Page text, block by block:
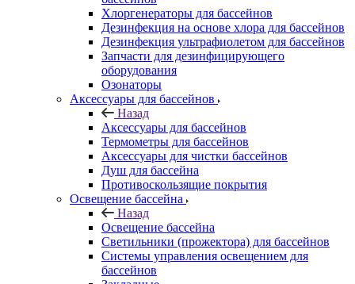
Хлоргенераторы для бассейнов
Дезинфекция на основе хлора для бассейнов
Дезинфекция ультрафиолетом для бассейнов
Запчасти для дезинфицирующего
оборудования
Озонаторы
Аксессуары для бассейнов
Назад
Аксессуары для бассейнов
Термометры для бассейнов
Аксессуары для чистки бассейнов
Душ для бассейна
Противоскользящие покрытия
Освещение бассейна
Назад
Освещение бассейна
Светильники (прожектора) для бассейнов
Системы управления освещением для
бассейнов